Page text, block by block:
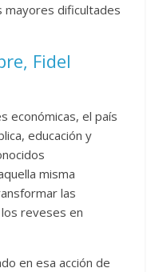
mayores dificultades
Fidel
económicas, el país
educación y
misma
las
reveses en
en esa acción de